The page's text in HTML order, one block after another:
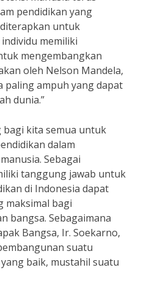
pendidikan yang
untuk
memiliki
mengembangkan
oleh Nelson Mandela,
paling ampuh yang dapat
dunia.”
kita semua untuk
dalam
Sebagai
tanggung jawab untuk
di Indonesia dapat
maksimal bagi
bangsa. Sebagaimana
Bangsa, Ir. Soekarno,
suatu
baik, mustahil suatu